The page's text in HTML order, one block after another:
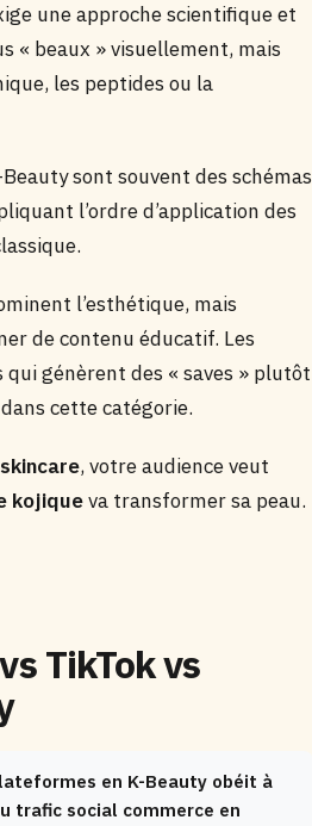
une approche scientifique et
« beaux » visuellement, mais
les peptides ou la
sont souvent des schémas
l’ordre d’application des
l’esthétique, mais
de contenu éducatif. Les
génèrent des « saves » plutôt
cette catégorie.
, votre audience veut
kojiqueva transformer sa peau.
TikTok vs
en K-Beauty obéit à
trafic social commerce en